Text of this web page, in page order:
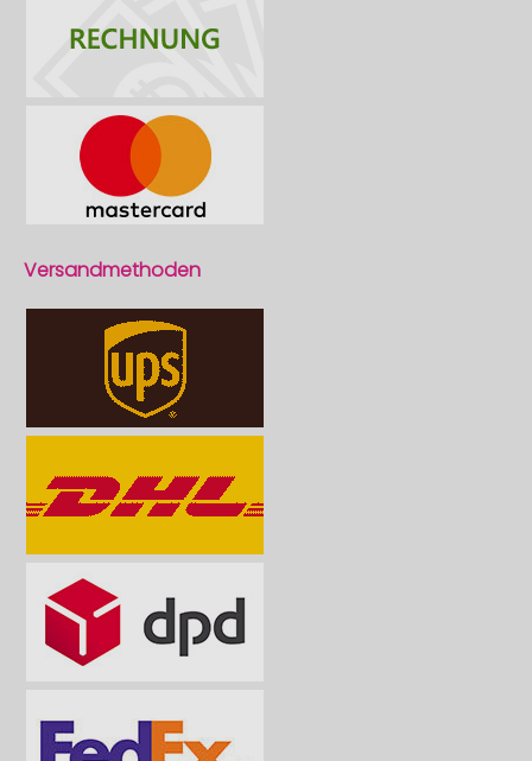
Versandmethoden